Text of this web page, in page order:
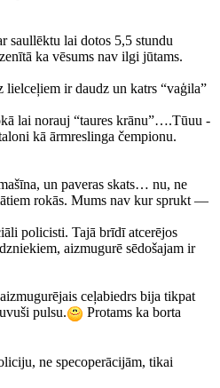
saullēktu lai dotos 5,5 stundu
ka vēsums nav ilgi jūtams.
ir daudz un katrs “vaģila”
lai norauj “taures krānu”….Tūuu -
kā ārmreslinga čempionu.
un paveras skats… nu, ne
rokās. Mums nav kur sprukt —
policisti. Tajā brīdī atcerējos
aizmugurē sēdošajam ir
ceļabiedrs bija tikpat
pulsu.
Protams ka borta
ne specoperācijām, tikai